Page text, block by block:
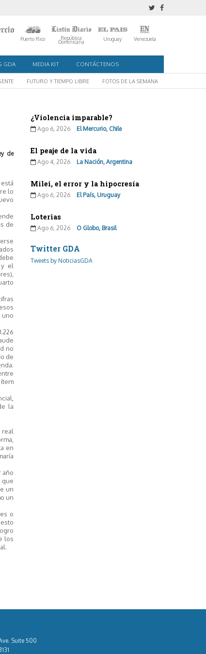
Puerto Rico República
Dominicana Uruguay Venezuela
GDA MEDIA KIT CONTÁCTENOS
FUTURO Y TIEMPO LIBRE FOTOS DE LA SEMANA
de
lo
de
el
no
de
la
en
año
que
un
un
o
los
¿Violencia imparable?
Ago 6, 2026 El Mercurio, Chile
El peaje de la vida
Ago 4, 2026 La Nación, Argentina
Milei, el error y la hipocresía
Ago 6, 2026 El País, Uruguay
Loterias
Ago 6, 2026 O Globo, Brasil
Twitter GDA
Tweets by NoticiasGDA
Suite 500